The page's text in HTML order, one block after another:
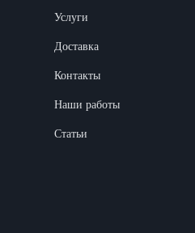
Услуги
Доставка
Контакты
Наши работы
Статьи